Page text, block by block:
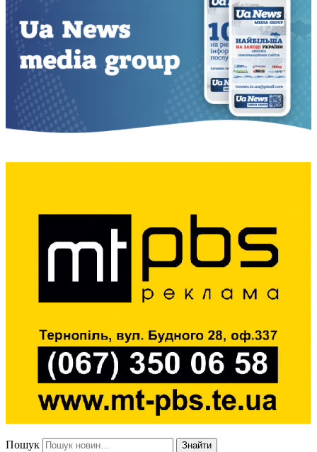
Пошук Знайти